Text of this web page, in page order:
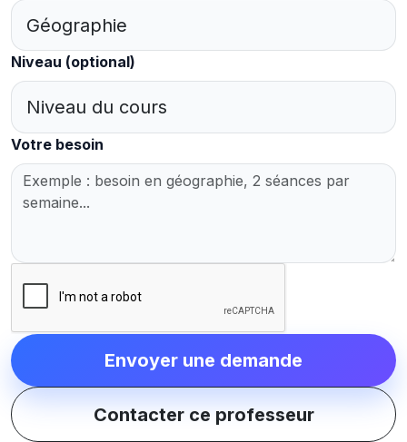
Niveau (optional)
Votre besoin
Envoyer une demande
Contacter ce professeur